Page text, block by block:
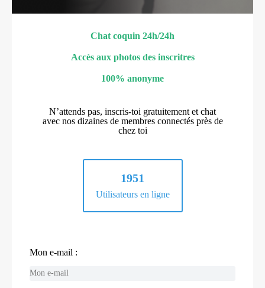
Chat coquin 24h/24h
Accès aux photos des inscritres
100% anonyme
N’attends pas, inscris-toi gratuitement et chat
avec nos dizaines de membres connectés près de
chez toi
1951
Utilisateurs en ligne
Mon e-mail :